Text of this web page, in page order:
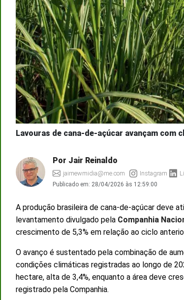
Lavouras de cana-de-açúcar avançam com
Por Jair Reinaldo
jairnewmidia@me.com Instagram
Publicado em: 28/04/2026 às 12:59:00
A produção brasileira de cana-de-açúcar deve
levantamento divulgado pela Companhia
crescimento de 5,3% em relação ao ciclo
O avanço é sustentado pela combinação de
condições climáticas registradas ao longo de
hectare, alta de 3,4%, enquanto a área deve
registrado pela Companhia.